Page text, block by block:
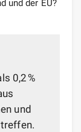
und der EU?
0,2 %
und